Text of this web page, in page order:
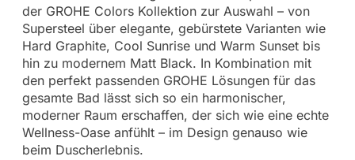
der GROHE Colors Kollektion zur Auswahl – von
Supersteel über elegante, gebürstete Varianten wie
Hard Graphite, Cool Sunrise und Warm Sunset bis
hin zu modernem Matt Black. In Kombination mit
den perfekt passenden GROHE Lösungen für das
gesamte Bad lässt sich so ein harmonischer,
moderner Raum erschaffen, der sich wie eine echte
Wellness-Oase anfühlt – im Design genauso wie
beim Duscherlebnis.